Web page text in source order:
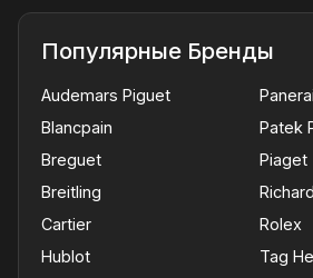
Популярные Бренды
Audemars Piguet
Blancpain
Breguet
Breitling
Cartier
Hublot
Panerai
Patek
Piaget
Rolex
Tag